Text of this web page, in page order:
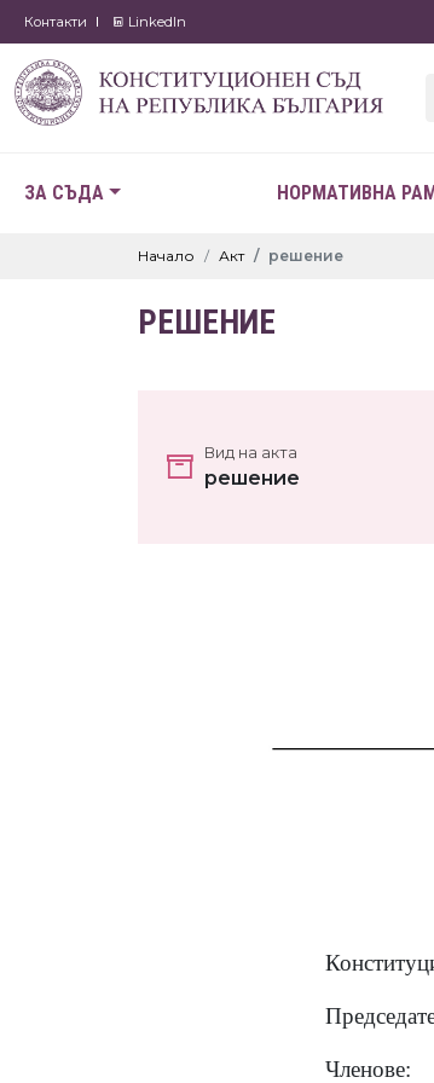
Контакти LinkedIn
ЗА СЪДА НОРМАТИВНА
Начало Акт решение
РЕШЕНИЕ
Вид на акта
решение
Членове: